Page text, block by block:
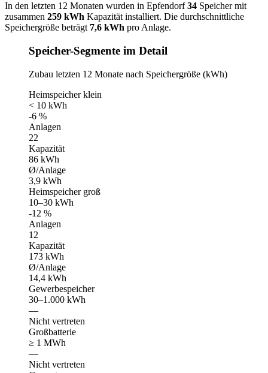
In den letzten 12 Monaten wurden in Epfendorf34 Speicher mit
zusammen 259 kWh Kapazität installiert. Die durchschnittliche
Speichergröße beträgt 7,6 kWh pro Anlage.
Speicher-Segmente im Detail
Zubau letzten 12 Monate nach Speichergröße (kWh)
Heimspeicher klein
< 10 kWh
-6 %
Anlagen
22
Kapazität
86 kWh
Ø/Anlage
3,9 kWh
Heimspeicher groß
10–30 kWh
-12 %
Anlagen
12
Kapazität
173 kWh
Ø/Anlage
14,4 kWh
Gewerbespeicher
30–1.000 kWh
—
Nicht vertreten
Großbatterie
≥ 1 MWh
—
Nicht vertreten